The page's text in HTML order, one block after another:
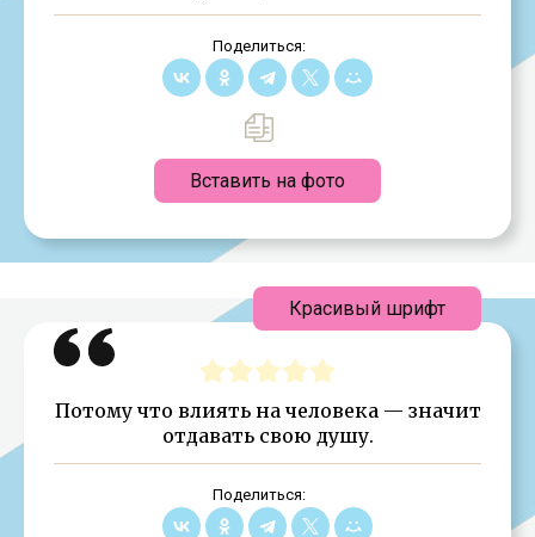
Поделиться:
Вставить на фото
Потому что влиять на человека — значит
отдавать свою душу.
Поделиться:
Красивый шрифт